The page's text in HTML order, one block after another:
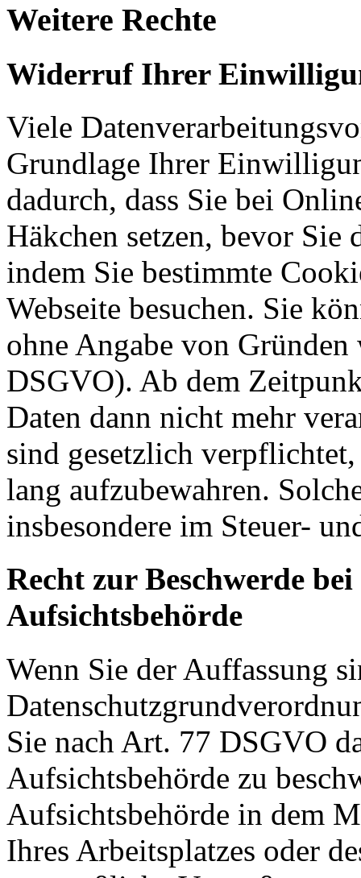
Weitere Rechte
Widerruf Ihrer
Viele
Grundlage Ihrer
dadurch, dass Sie bei
Häkchen setzen, bevor Sie
indem Sie bestimmte
Webseite besuchen. Sie
ohne Angabe von
DSGVO). Ab dem
Daten dann nicht mehr
sind gesetzlich
lang aufzubewahren.
insbesondere im Steuer-
Recht zur Beschwerde
Aufsichtsbehörde
Wenn Sie der Auffassung
Sie nach Art. 77 DSGVO
Aufsichtsbehörde zu
Aufsichtsbehörde in dem
Ihres Arbeitsplatzes oder